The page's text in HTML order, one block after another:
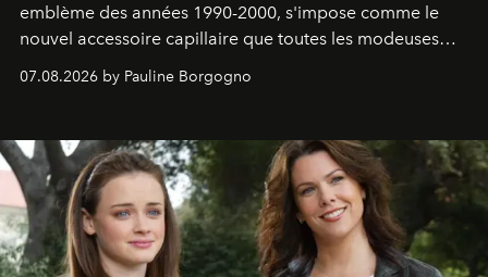
emblème des années 1990-2000, s'impose comme le
nouvel accessoire capillaire que toutes les modeuses
s'arrachent déjà.
07.08.2026 by Pauline Borgogno